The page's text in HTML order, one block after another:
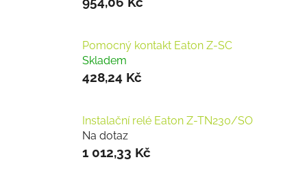
Pomocný kontakt Eaton Z-SC
Skladem
428,24 Kč
Instalační relé Eaton Z-TN230/SO
Na dotaz
1 012,33 Kč